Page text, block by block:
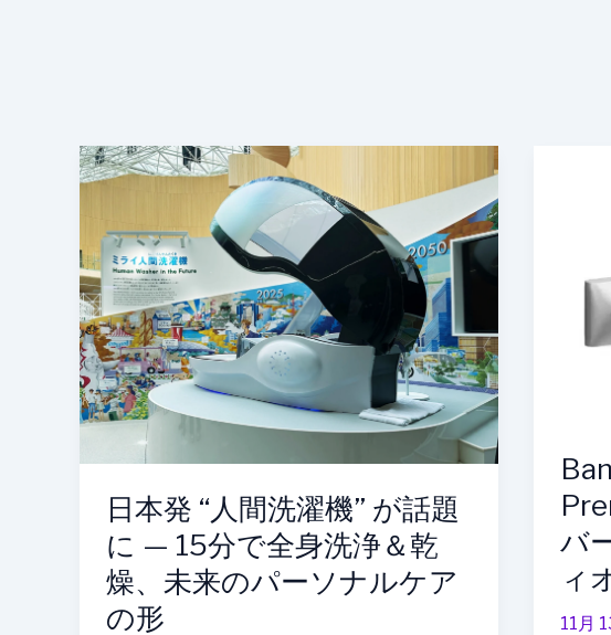
日本発 “人間洗濯機” が話題
に — 15分で全身洗浄＆乾
燥、未来のパーソナルケア
の形
日
本
“人
間
洗
濯
機”
が
話
に
15
分
で
全
身
バ
ィ
11月
ド
バ
ー
が
切
拓